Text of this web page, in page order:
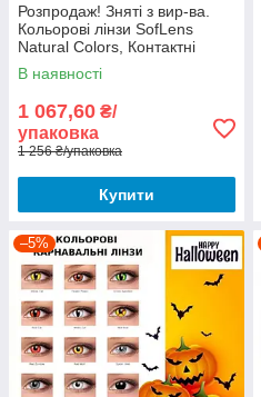
Розпродаж! Зняті з вир-ва.
Кольорові лінзи SofLens
Natural Colors, Контактні
лінзи SofLens Natural Colors
В наявності
1 067,60 ₴/
упаковка
1 256 ₴/упаковка
Купити
–5%